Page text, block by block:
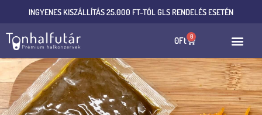
INGYENES KISZÁLLÍTÁS 25.000 FT-TÓL GLS RENDELÉS ESETÉN
0Ft 0